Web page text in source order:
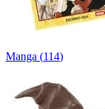
Manga (114)